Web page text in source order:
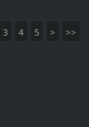
3 4 5 > >>